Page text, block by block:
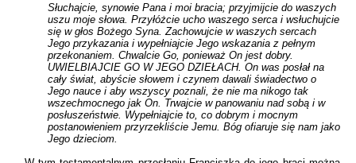
Słuchajcie, synowie Pana i moi bracia; przyjmijcie do waszych
uszu moje słowa. Przyłóżcie ucho waszego serca i wsłuchujcie
się w głos Bożego Syna. Zachowujcie w waszych sercach
Jego przykazania i wypełniajcie Jego wskazania z pełnym
przekonaniem. Chwalcie Go, ponieważ On jest dobry.
UWIELBIAJCIE GO W JEGO DZIEŁACH. On was posłał na
cały świat, abyście słowem i czynem dawali świadectwo o
Jego nauce i aby wszyscy poznali, że nie ma nikogo tak
wszechmocnego jak On. Trwajcie w panowaniu nad sobą i w
posłuszeństwie. Wypełniajcie to, co dobrym i mocnym
postanowieniem przyrzekliście Jemu. Bóg ofiaruje się nam jako
Jego dzieciom.